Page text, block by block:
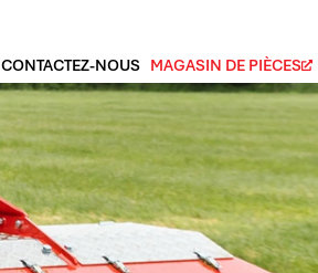
CONTACTEZ-NOUS MAGASIN DE PIÈCES